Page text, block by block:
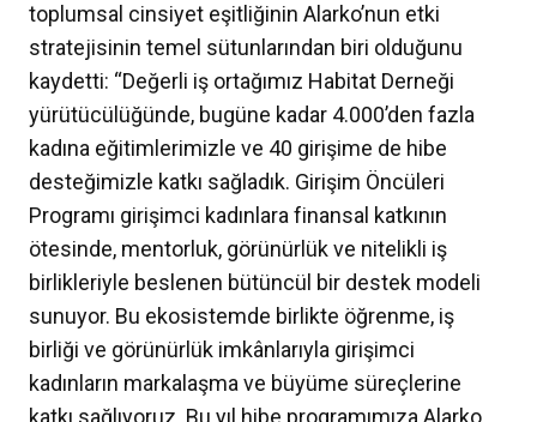
toplumsal cinsiyet eşitliğinin Alarko’nun etki
stratejisinin temel sütunlarından biri olduğunu
kaydetti: “Değerli iş ortağımız Habitat Derneği
yürütücülüğünde, bugüne kadar 4.000’den fazla
kadına eğitimlerimizle ve 40 girişime de hibe
desteğimizle katkı sağladık. Girişim Öncüleri
Programı girişimci kadınlara finansal katkının
ötesinde, mentorluk, görünürlük ve nitelikli iş
birlikleriyle beslenen bütüncül bir destek modeli
sunuyor. Bu ekosistemde birlikte öğrenme, iş
birliği ve görünürlük imkânlarıyla girişimci
kadınların markalaşma ve büyüme süreçlerine
katkı sağlıyoruz. Bu yıl hibe programımıza Alarko